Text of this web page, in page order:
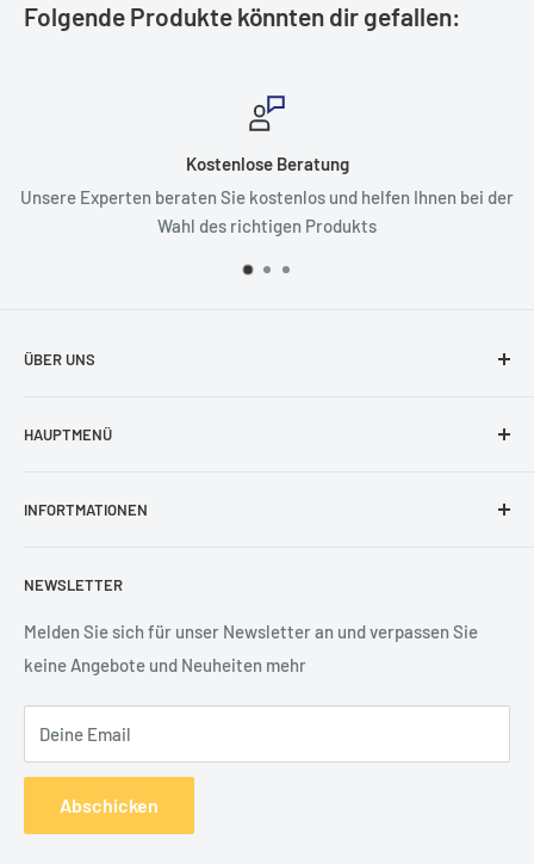
Folgende Produkte könnten dir gefallen:
Kostenlose Beratung
Unsere Experten beraten Sie kostenlos und helfen Ihnen bei der
Wahl des richtigen Produkts
ÜBER UNS
Seit mehr als 10 Jahren Planen und Errichten wir komplexe
HAUPTMENÜ
IP Kameras
Rekorder
Analog Kameras
Netzwerk
Zubehör
Services
Robotik
INFORTMATIONEN
Datenschutz
Widerrufsbelehrung
AGB
Batterieentsorgung
NEWSLETTER
Melden Sie sich für unser Newsletter an und verpassen Sie
keine Angebote und Neuheiten mehr
Deine Email
Abschicken